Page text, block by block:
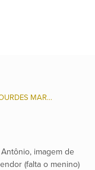
LEILÃO 152 - ESPÓLIO DE MARIA DE LOURDES MARQUES DA SILVA (REMANESCENTE) E OUTROS.
Antônio, imagem de
(falta o menino)